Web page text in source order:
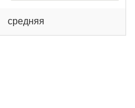
средняя